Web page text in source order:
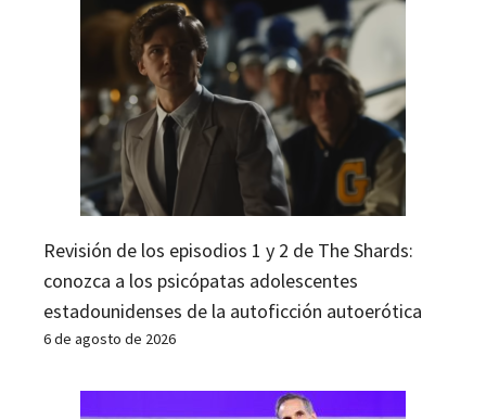
Revisión de los episodios 1 y 2 de The Shards:
conozca a los psicópatas adolescentes
estadounidenses de la autoficción autoerótica
6 de agosto de 2026